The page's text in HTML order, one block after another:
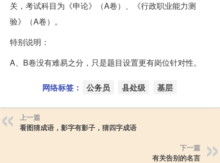
关，考试科目为《申论》（A卷）、《行政职业能力测
验》（A卷）。
特别说明：
A、B卷没有难易之分，只是题目设置更有岗位针对性。
网络标签： 公务员 县处级 基层
上一篇
看图猜成语，影字有影子，猜四字成语
下一篇
有关告别的名言